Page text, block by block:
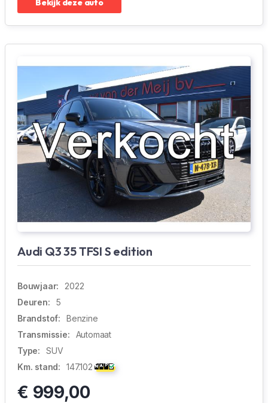
Bekijk deze auto
Audi Q3 35 TFSI S edition
Bouwjaar:
2022
Deuren:
5
Brandstof:
Benzine
Transmissie:
Automaat
Type:
SUV
Km. stand:
147.102
€ 999,00